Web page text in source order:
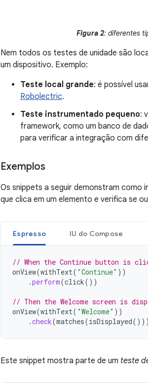
Figura 2: diferentes
Nem todos os testes de unidade são
um dispositivo. Exemplo:
Teste local grande: é possível
Robolectric.
Teste instrumentado pequeno:
framework, como um banco de
para verificar a integração com
Exemplos
Os snippets a seguir demonstram como
que clica em um elemento e verifica se
Espresso IU do Compose
// When the Continue button is
onView(withText( "Continue" ))
.perform(click())
// Then the Welcome screen is
onView(withText( "Welcome" ))
.check(matches(isDisplayed()))
Este snippet mostra parte de um teste